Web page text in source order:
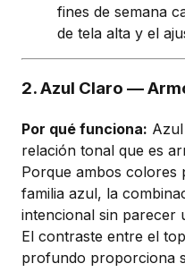
fines de semana
de tela alta y el
2. Azul Claro —
Por qué funciona:
relación tonal que es
Porque ambos colores
familia azul, la
intencional sin parecer
El contraste entre el
profundo proporciona